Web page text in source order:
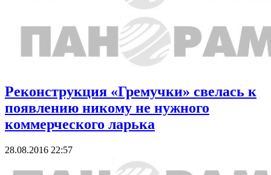
Реконструкция «Гремучки» свелась к
появлению никому не нужного
коммерческого ларька
28.08.2016 22:57